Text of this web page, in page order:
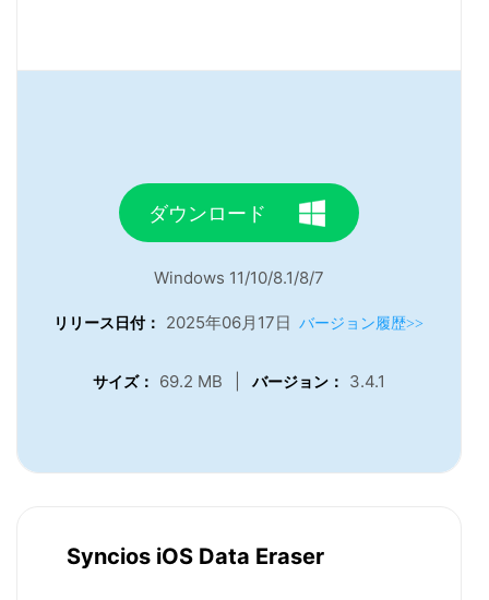
ダウンロード
Windows 11/10/8.1/8/7
リリース日付： 2025年06月17日 バージョン履歴>>
サイズ： 69.2 MB バージョン： 3.4.1
Syncios iOS Data Eraser